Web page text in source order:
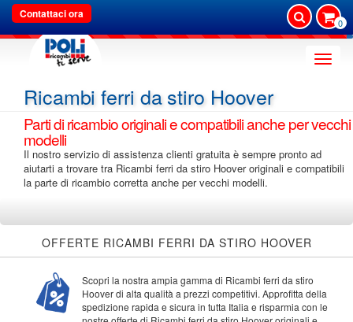
Contattaci ora
0
Toggle
Ricambi ferri da stiro Hoover
Parti di ricambio originali e compatibili anche per vecchi
modelli
Il nostro servizio di assistenza clienti gratuita è sempre pronto ad
aiutarti a trovare tra Ricambi ferri da stiro Hoover originali e compatibili
la parte di ricambio corretta anche per vecchi modelli.
OFFERTE RICAMBI FERRI DA STIRO HOOVER
Scopri la nostra ampia gamma di Ricambi ferri da stiro
Hoover di alta qualità a prezzi competitivi. Approfitta della
spedizione rapida e sicura in tutta Italia e risparmia con le